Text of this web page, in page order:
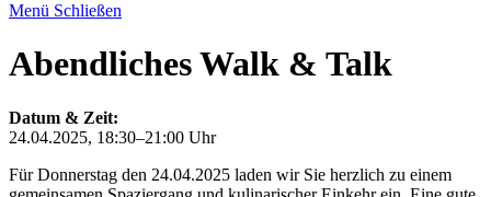
Menü Schließen
Abendliches Walk & Talk
Datum & Zeit:
24.04.2025, 18:30–21:00 Uhr
Für Donnerstag den 24.04.2025 laden wir Sie herzlich zu einem